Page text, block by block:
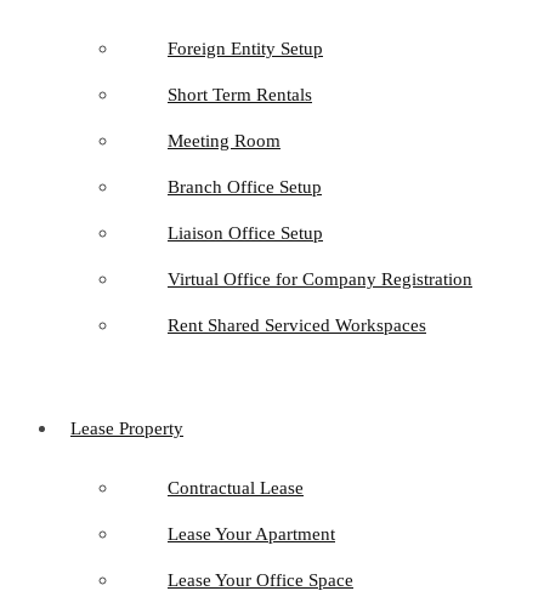
Foreign Entity Setup
Short Term Rentals
Meeting Room
Branch Office Setup
Liaison Office Setup
Virtual Office for Company Registration
Rent Shared Serviced Workspaces
Lease Property
Contractual Lease
Lease Your Apartment
Lease Your Office Space